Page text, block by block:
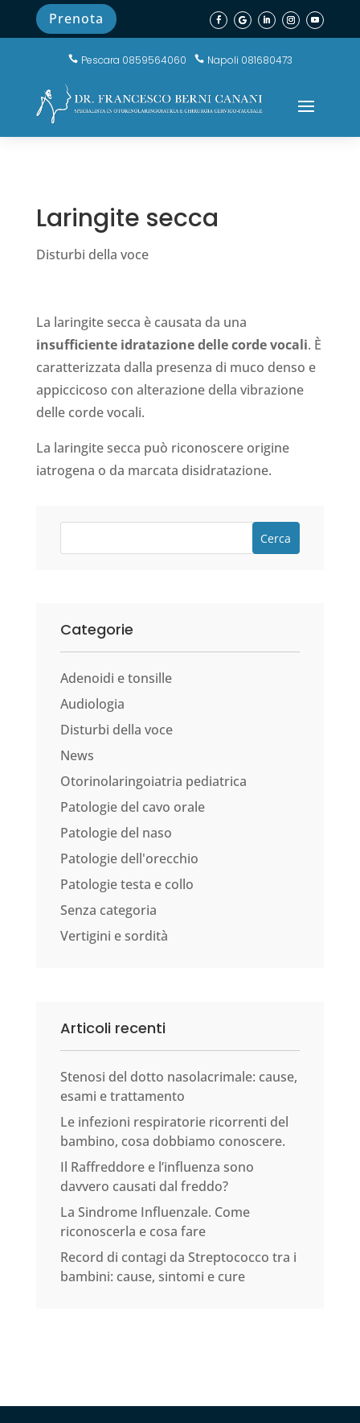
Prenota
 Pescara 0859564060  Napoli 081680473
Laringite secca
Disturbi della voce
La laringite secca è causata da una
insufficiente idratazione delle corde vocali. È
caratterizzata dalla presenza di muco denso e
appiccicoso con alterazione della vibrazione
delle corde vocali.
La laringite secca può riconoscere origine
iatrogena o da marcata disidratazione.
Cerca
Categorie
Adenoidi e tonsille
Audiologia
Disturbi della voce
News
Otorinolaringoiatria pediatrica
Patologie del cavo orale
Patologie del naso
Patologie dell'orecchio
Patologie testa e collo
Senza categoria
Vertigini e sordità
Articoli recenti
Stenosi del dotto nasolacrimale: cause,
esami e trattamento
Le infezioni respiratorie ricorrenti del
bambino, cosa dobbiamo conoscere.
Il Raffreddore e l’influenza sono
davvero causati dal freddo?
La Sindrome Influenzale. Come
riconoscerla e cosa fare
Record di contagi da Streptococco tra i
bambini: cause, sintomi e cure